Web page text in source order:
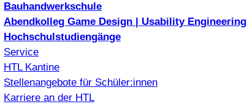
Bauhandwerkschule
Abendkolleg Game Design | Usability Engineering
Hochschulstudiengänge
Service
HTL Kantine
Stellenangebote für Schüler:innen
Karriere an der HTL